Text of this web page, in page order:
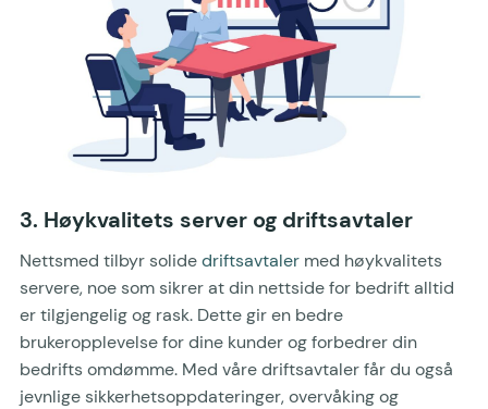
3. Høykvalitets server og driftsavtaler
Nettsmed tilbyr solidedriftsavtaler med høykvalitets
servere, noe som sikrer at din nettside for bedrift alltid
er tilgjengelig og rask. Dette gir en bedre
brukeropplevelse for dine kunder og forbedrer din
bedrifts omdømme. Med våre driftsavtaler får du også
jevnlige sikkerhetsoppdateringer, overvåking og